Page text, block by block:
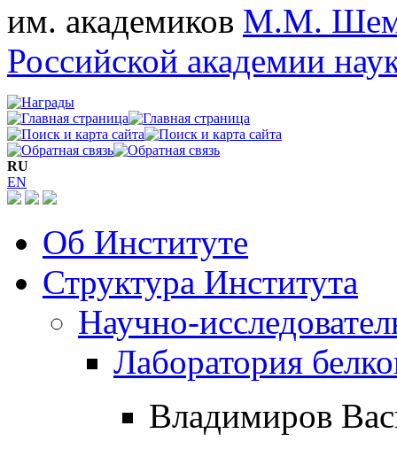
им. академиков М.М.
Российской академии
RU
EN
Об Институте
Структура Института
Научно-
Лаборатория
Владимиров